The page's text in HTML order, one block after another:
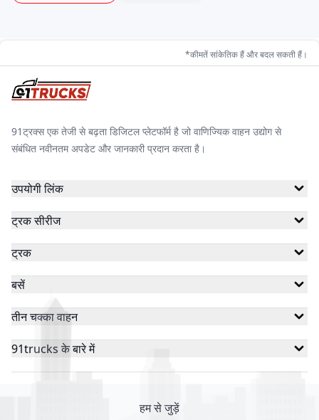
*कीमतें सांकेतिक हैं और बदल सकती हैं।
91ट्रक्स एक तेजी से बढ़ता डिजिटल प्लेटफॉर्म है जो वाणिज्यिक वाहन उद्योग से
संबंधित नवीनतम अपडेट और जानकारी प्रदान करता है।
उपयोगी लिंक
ट्रक सीरीज
ट्रक
बसें
तीन चक्का वाहन
91trucks के बारे में
हम से जुड़ें